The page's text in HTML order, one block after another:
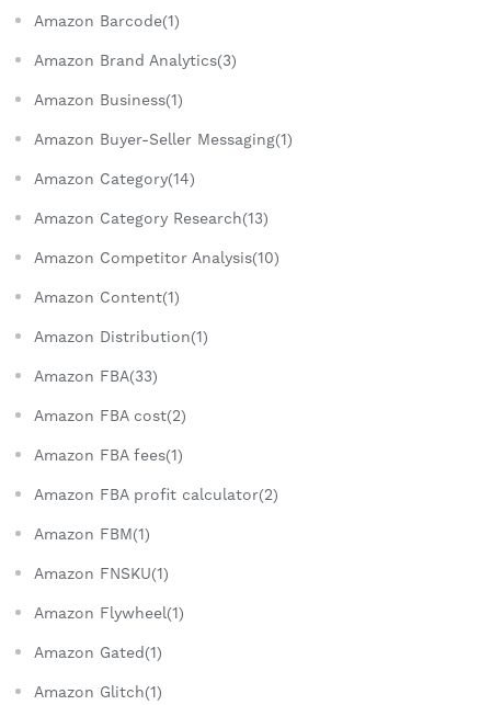
Amazon Barcode(1)
Amazon Brand Analytics(3)
Amazon Business(1)
Amazon Buyer-Seller Messaging(1)
Amazon Category(14)
Amazon Category Research(13)
Amazon Competitor Analysis(10)
Amazon Content(1)
Amazon Distribution(1)
Amazon FBA(33)
Amazon FBA cost(2)
Amazon FBA fees(1)
Amazon FBA profit calculator(2)
Amazon FBM(1)
Amazon FNSKU(1)
Amazon Flywheel(1)
Amazon Gated(1)
Amazon Glitch(1)